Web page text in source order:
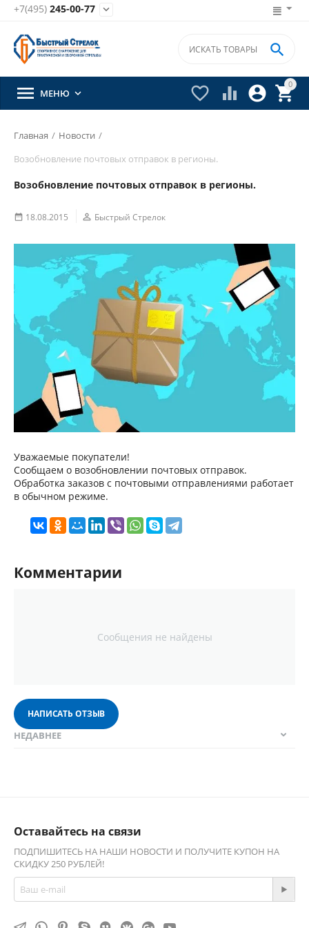
+7(495) 245-00-77 
0


 

 МЕНЮ 
Главная / Новости /
Возобновление почтовых отправок в регионы.
Возобновление почтовых отправок в регионы.
 18.08.2015  Быстрый Стрелок
Уважаемые покупатели!
Сообщаем о возобновлении почтовых отправок.
Обработка заказов с почтовыми отправлениями работает
в обычном режиме.
Комментарии
Сообщения не найдены
НАПИСАТЬ ОТЗЫВ
НЕДАВНЕЕ
Оставайтесь на связи
ПОДПИШИТЕСЬ НА НАШИ НОВОСТИ И ПОЛУЧИТЕ КУПОН НА
СКИДКУ 250 РУБЛЕЙ!